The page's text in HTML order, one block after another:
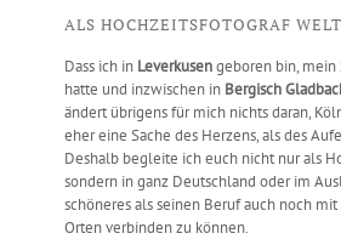
ALS HOCHZEITSFOTOGRAF
Dass ich in Leverkusengeboren bin, mein
hatte und inzwischen in Bergisch
ändert übrigens für mich nichts daran,
eher eine Sache des Herzens, als des
Deshalb begleite ich euch nicht nur als
sondern in ganz Deutschland oder im
schöneres als seinen Beruf auch noch
Orten verbinden zu können.